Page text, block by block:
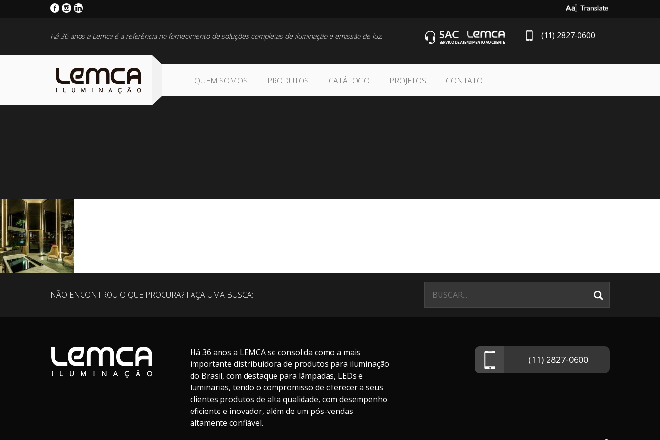
Select Language
Há 36 anos a Lemca é a referência no fornecimento de soluções completas de iluminação e emissão de luz. (11) 2827-0600
QUEM SOMOS PRODUTOS CATÁLOGO PROJETOS CONTATO
NÃO ENCONTROU O QUE PROCURA? FAÇA UMA BUSCA:
Há 36 anos a LEMCA se consolida como a mais
importante distribuidora de produtos para iluminação
do Brasil, com destaque para lâmpadas, LEDs e
luminárias, tendo o compromisso de oferecer a seus
clientes produtos de alta qualidade, com desempenho
eficiente e inovador, além de um pós-vendas
altamente confiável.
(11) 2827-0600